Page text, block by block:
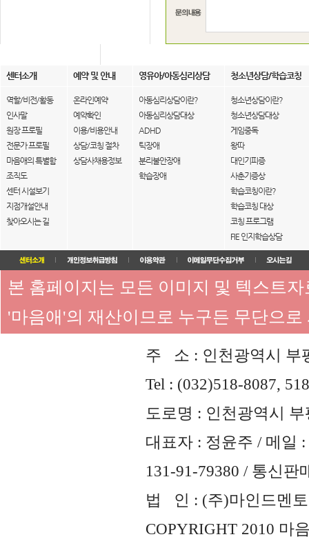
센터소개 예약 및 안내 영유아/아동심리상담 청소년상담/학습코칭
역할/비전/활동
인사말
원장 프로필
전문가 프로필
마음애의 특별함
조직도
센터 시설보기
지점개설안내
찾아오시는 길
온라인예약
예약확인
이용/비용안내
상담/코칭 절차
상담사채용정보
아동심리상담이란?
아동심리상담대상
ADHD
틱장애
분리불안장애
학습장애
청소년상담이란?
청소년상담대상
게임중독
왕따
대인기피증
사춘기증상
학습코칭이란?
학습코칭 대상
코칭 프로그램
FIE 인지학습상담
본 홈페이지는 모든 이미지 및 텍스트
'마음애'의 재산이므로 누구든 무단으
주 소 : 인천광역시 부
Tel : (032)518-8087,
도로명 : 인천광역시
대표자 : 정윤주 / 메일 :
131-91-79380 / 통신판
법 인 : (주)마인드멘토
COPYRIGHT 2010 마